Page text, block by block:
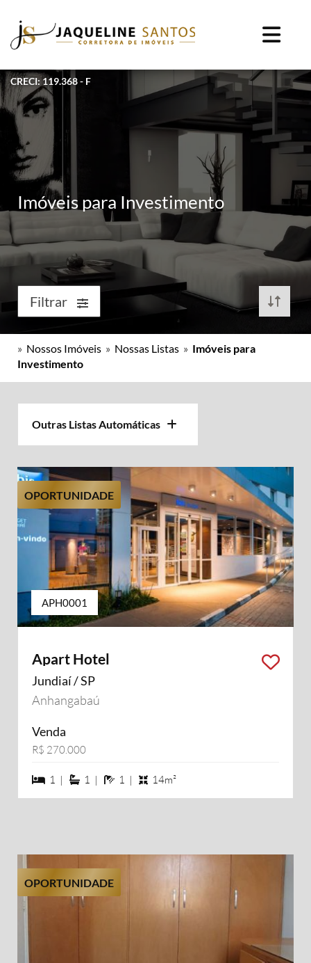
CRECI: 119.368 - F
Imóveis para Investimento
Filtrar
» Nossos Imóveis » Nossas Listas » Imóveis para
Investimento
Outras Listas Automáticas
OPORTUNIDADE
APH0001
Apart Hotel
Jundiaí / SP
Anhangabaú
Venda
R$ 270.000
1 dormiórios
1 | 1 suítes
1 | 1 banheiros
1 | 14m²
OPORTUNIDADE